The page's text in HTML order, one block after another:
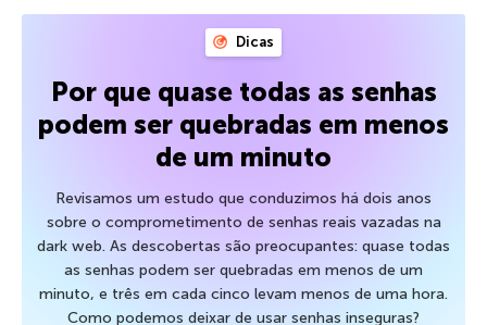
Dicas
Por que quase todas as senhas
podem ser quebradas em menos
de um minuto
Revisamos um estudo que conduzimos há dois anos
sobre o comprometimento de senhas reais vazadas na
dark web. As descobertas são preocupantes: quase todas
as senhas podem ser quebradas em menos de um
minuto, e três em cada cinco levam menos de uma hora.
Como podemos deixar de usar senhas inseguras?